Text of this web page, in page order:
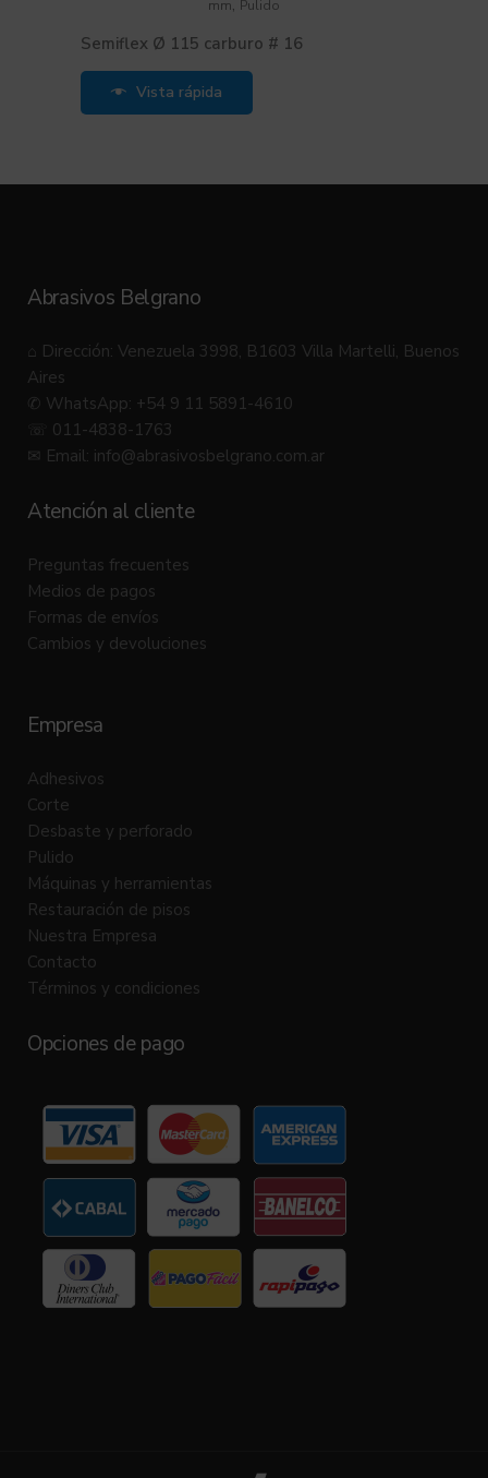
mm, Pulido
Semiflex Ø 115 carburo # 16
Vista rápida
Abrasivos Belgrano
⌂ Dirección: Venezuela 3998, B1603 Villa Martelli, Buenos
Aires
✆ WhatsApp: +54 9 11 5891-4610
☏ 011-4838-1763
✉ Email: info@abrasivosbelgrano.com.ar
Atención al cliente
Preguntas frecuentes
Medios de pagos
Formas de envíos
Cambios y devoluciones
Empresa
Adhesivos
Corte
Desbaste y perforado
Pulido
Máquinas y herramientas
Restauración de pisos
Nuestra Empresa
Contacto
Términos y condiciones
Opciones de pago